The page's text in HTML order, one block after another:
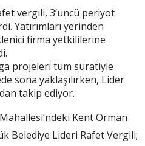
vergili, 3’üncü periyot
Yatırımları yerinden
firma yetkililerine
projeleri tüm süratiyle
sona yaklaşılırken, Lider
takip ediyor.
Kent Orman
Belediye Lideri Rafet Vergili;